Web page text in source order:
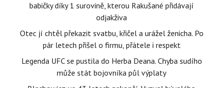
babičky díky 1 surovině, kterou Rakušané přidávají
odjakživa
Otec jí chtěl překazit svatbu, křičel a urážel ženicha. Po
pár letech přišel o firmu, přátele i respekt
Legenda UFC se pustila do Herba Deana. Chyba sudího
může stát bojovníka půl výplaty